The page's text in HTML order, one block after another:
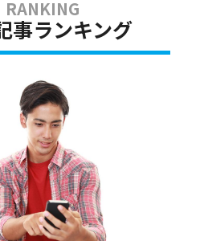
事ランキング